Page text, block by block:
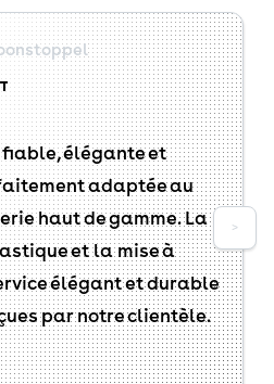
fiable, élégante et
adaptée au
haut de gamme. La
et la mise à
élégant et durable
par notre clientèle.
>